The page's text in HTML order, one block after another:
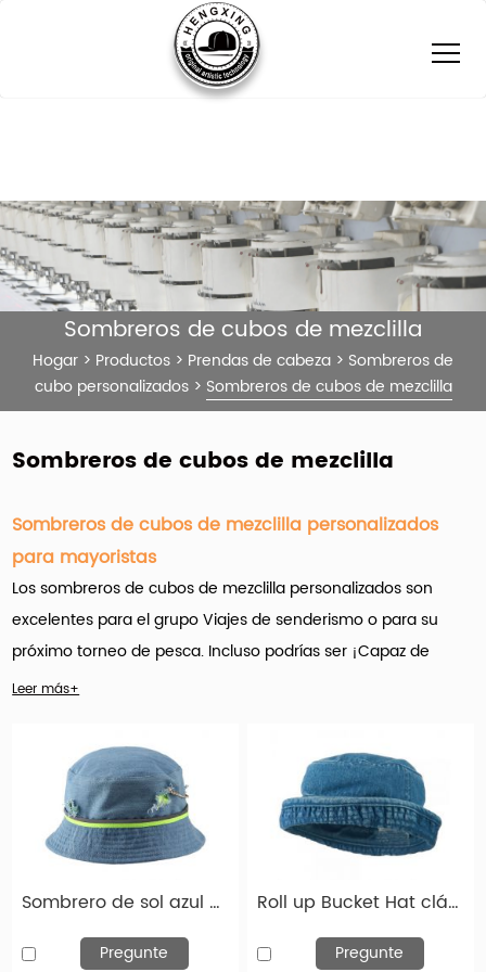
Sombreros de cubos de mezclilla
Hogar > Productos > Prendas de cabeza > Sombreros de
cubo personalizados> Sombreros de cubos de mezclilla
Sombreros de cubos de mezclilla
Sombreros de cubos de mezclilla personalizados
para mayoristas
Los sombreros de cubos de mezclilla personalizados son
excelentes para el grupo Viajes de senderismo o para su
próximo torneo de pesca. Incluso podrías ser ¡Capaz de
atrapar un gran pez arrojándolo directamente en su nuevo
personalizados son excelentes para mantenerse fresco en el
¡Sol y para el personal de la industria de techos! ¡Estamos
tan emocionados de ver lo que creas!
Hengxing Caps Factory (hx-caps.com) ofrece muchos
productos de basura de mezclilla personalizados para
mayoristas. Y es importante que el nombre del juego aquí en
Hengxing Caps Factory sea la personalización.
Leer más+
Sombrero de sol azul de mezclilla azul con un sombrero de cubo de mezclilla lavado en cadena para mujeres
Pregunte
Roll up Bucket Hat clásico de algodón azul de algodón Roll up para al por mayor
Pregunte